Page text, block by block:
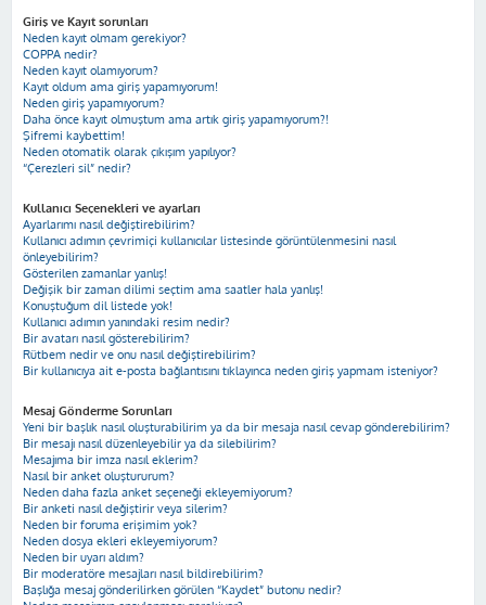
Giriş ve Kayıt sorunları
Neden kayıt olmam gerekiyor?
COPPA nedir?
Neden kayıt olamıyorum?
Kayıt oldum ama giriş yapamıyorum!
Neden giriş yapamıyorum?
Daha önce kayıt olmuştum ama artık giriş yapamıyorum?!
Şifremi kaybettim!
Neden otomatik olarak çıkışım yapılıyor?
“Çerezleri sil” nedir?
Kullanıcı Seçenekleri ve ayarları
Ayarlarımı nasıl değiştirebilirim?
Kullanıcı adımın çevrimiçi kullanıcılar listesinde görüntülenmesini nasıl
önleyebilirim?
Gösterilen zamanlar yanlış!
Değişik bir zaman dilimi seçtim ama saatler hala yanlış!
Konuştuğum dil listede yok!
Kullanıcı adımın yanındaki resim nedir?
Bir avatarı nasıl gösterebilirim?
Rütbem nedir ve onu nasıl değiştirebilirim?
Bir kullanıcıya ait e-posta bağlantısını tıklayınca neden giriş yapmam isteniyor?
Mesaj Gönderme Sorunları
Yeni bir başlık nasıl oluşturabilirim ya da bir mesaja nasıl cevap gönderebilirim?
Bir mesajı nasıl düzenleyebilir ya da silebilirim?
Mesajıma bir imza nasıl eklerim?
Nasıl bir anket oluştururum?
Neden daha fazla anket seçeneği ekleyemiyorum?
Bir anketi nasıl değiştirir veya silerim?
Neden bir foruma erişimim yok?
Neden dosya ekleri ekleyemiyorum?
Neden bir uyarı aldım?
Bir moderatöre mesajları nasıl bildirebilirim?
Başlığa mesaj gönderilirken görülen “Kaydet” butonu nedir?